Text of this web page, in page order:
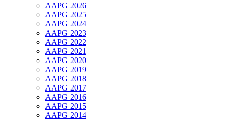
AAPG 2026
AAPG 2025
AAPG 2024
AAPG 2023
AAPG 2022
AAPG 2021
AAPG 2020
AAPG 2019
AAPG 2018
AAPG 2017
AAPG 2016
AAPG 2015
AAPG 2014